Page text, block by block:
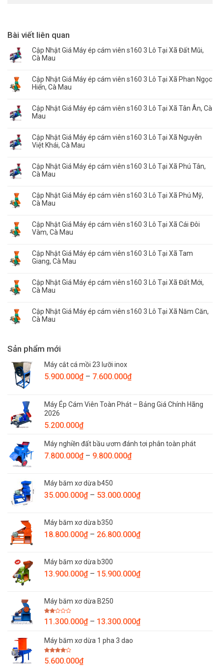
Bài viết liên quan
Cập Nhật Giá Máy ép cám viên s160 3 Lô Tại Xã Đất Mũi,
Cà Mau
Cập Nhật Giá Máy ép cám viên s160 3 Lô Tại Xã Phan Ngọc
Hiển, Cà Mau
Cập Nhật Giá Máy ép cám viên s160 3 Lô Tại Xã Tân Ân, Cà
Mau
Cập Nhật Giá Máy ép cám viên s160 3 Lô Tại Xã Nguyễn
Việt Khái, Cà Mau
Cập Nhật Giá Máy ép cám viên s160 3 Lô Tại Xã Phú Tân,
Cà Mau
Cập Nhật Giá Máy ép cám viên s160 3 Lô Tại Xã Phú Mỹ,
Cà Mau
Cập Nhật Giá Máy ép cám viên s160 3 Lô Tại Xã Cái Đôi
Vàm, Cà Mau
Cập Nhật Giá Máy ép cám viên s160 3 Lô Tại Xã Tam
Giang, Cà Mau
Cập Nhật Giá Máy ép cám viên s160 3 Lô Tại Xã Đất Mới,
Cà Mau
Cập Nhật Giá Máy ép cám viên s160 3 Lô Tại Xã Năm Căn,
Cà Mau
Sản phẩm mới
Máy cắt cá mồi 23 lưỡi inox
5.900.000₫ – 7.600.000₫Khoảng
5.900.000₫
Máy Ép Cám Viên Toàn Phát – Bảng Giá Chính Hãng
2026
5.200.000₫
Máy nghiền đất bầu ươm đánh tơi phân toàn phát
7.800.000₫ – 9.800.000₫Khoảng
đến
Máy băm xơ dừa b450
35.000.000₫ – 53.000.000₫Khoảng
đến
Máy băm xơ dừa b350
18.800.000₫ – 26.800.000₫Khoảng
đến
Máy băm xơ dừa b300
13.900.000₫ – 15.900.000₫Khoảng
15.900.000₫
Máy băm xơ dừa B250
Được
xếp
5
11.300.000₫ – 13.300.000₫Khoảng
Máy băm xơ dừa 1 pha 3 dao
Được
xếp
5.600.000₫